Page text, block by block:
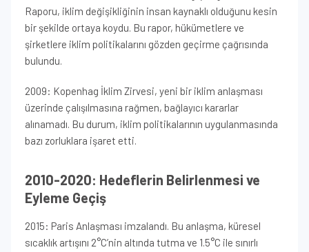
Raporu, iklim değişikliğinin insan kaynaklı olduğunu kesin
bir şekilde ortaya koydu. Bu rapor, hükümetlere ve
şirketlere iklim politikalarını gözden geçirme çağrısında
bulundu.
2009: Kopenhag İklim Zirvesi, yeni bir iklim anlaşması
üzerinde çalışılmasına rağmen, bağlayıcı kararlar
alınamadı. Bu durum, iklim politikalarının uygulanmasında
bazı zorluklara işaret etti.
2010-2020: Hedeflerin Belirlenmesi ve
Eyleme Geçiş
2015: Paris Anlaşması imzalandı. Bu anlaşma, küresel
sıcaklık artışını 2°C’nin altında tutma ve 1.5°C ile sınırlı